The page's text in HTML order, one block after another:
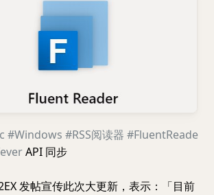
#Windows #RSS阅读器 #FluentReade
API 同步
发帖宣传此次大更新，表示：「目前